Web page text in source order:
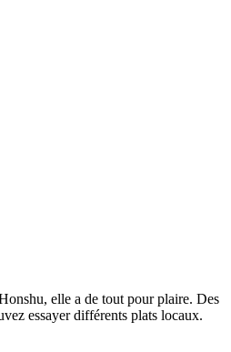
elle a de tout pour plaire. Des
essayer différents plats locaux.